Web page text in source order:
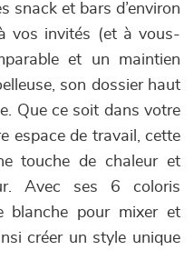
snack et bars d’environ
vos invités (et à vous-
et un maintien
son dossier haut
Que ce soit dans votre
espace de travail, cette
touche de chaleur et
Avec ses 6 coloris
blanche pour mixer et
créer un style unique